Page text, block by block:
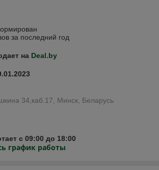
за последний год
на Deal.by
34,каб.17, Минск, Беларусь
с 09:00 до 18:00
график работы